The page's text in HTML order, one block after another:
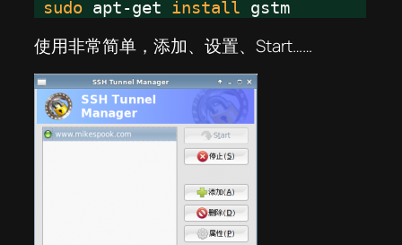
sudo apt-get install gstm
使用非常简单，添加、设置、Start……